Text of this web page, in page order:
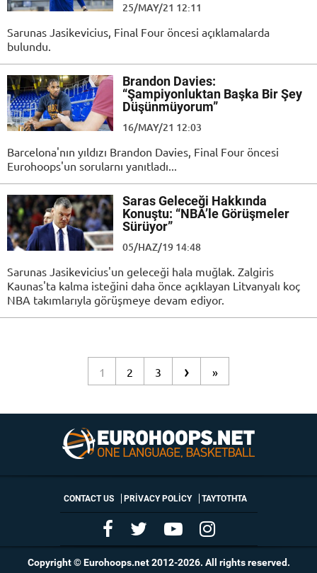
25/MAY/21 12:11
Sarunas Jasikevicius, Final Four öncesi açıklamalarda
bulundu.
Brandon Davies:
“Şampiyonluktan Başka Bir Şey
Düşünmüyorum”
16/MAY/21 12:03
Barcelona'nın yıldızı Brandon Davies, Final Four öncesi
Eurohoops'un sorularnı yanıtladı...
Saras Geleceği Hakkında
Konuştu: “NBA’le Görüşmeler
Sürüyor”
05/HAZ/19 14:48
Sarunas Jasikevicius'un geleceği hala muğlak. Zalgiris
Kaunas'ta kalma isteğini daha önce açıklayan Litvanyalı koç
NBA takımlarıyla görüşmeye devam ediyor.
1 2 3 › »
CONTACT US PRIVACY POLICY ΤΑΥΤΟΤΗΤΑ
Copyright © Eurohoops.net 2012-2026. All rights reserved.